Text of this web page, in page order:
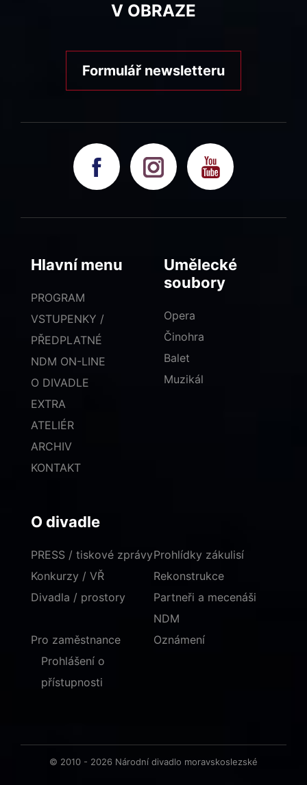
V OBRAZE
Formulář newsletteru
Hlavní menu
PROGRAM
VSTUPENKY /
PŘEDPLATNÉ
NDM ON-LINE
O DIVADLE
EXTRA
ATELIÉR
ARCHIV
KONTAKT
Umělecké
soubory
Opera
Činohra
Balet
Muzikál
O divadle
PRESS / tiskové zprávy
Konkurzy / VŘ
Divadla / prostory
Prohlídky zákulisí
Rekonstrukce
Partneři a mecenáši
NDM
Pro zaměstnance
Oznámení
Prohlášení o
přístupnosti
© 2010 - 2026 Národní divadlo moravskoslezské